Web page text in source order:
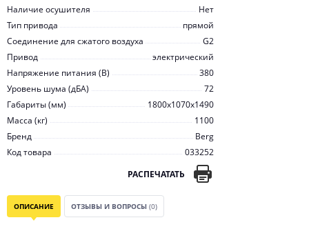
Наличие осушителя
Нет
Тип привода
прямой
Соединение для сжатого воздуха
G2
Привод
электрический
Напряжение питания (В)
380
Уровень шума (дБА)
72
Габариты (мм)
1800x1070x1490
Масса (кг)
1100
Бренд
Berg
Код товара
033252
РАСПЕЧАТАТЬ
ОПИСАНИЕ ОТЗЫВЫ И ВОПРОСЫ (0)